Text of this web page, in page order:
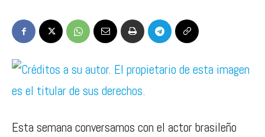
Esta semana conversamos con el actor brasileño